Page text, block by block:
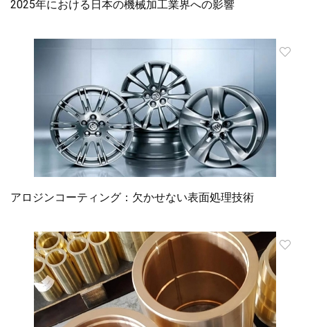
2025年における日本の機械加工業界への影響
アロジンコーティング：欠かせない表面処理技術